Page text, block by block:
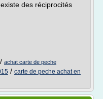
des réciprocités
/ achat carte de peche
/ carte de peche achat en